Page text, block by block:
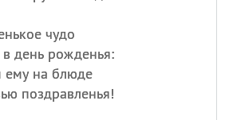
чудо
день рожденья:
ему на блюде
поздравленья!